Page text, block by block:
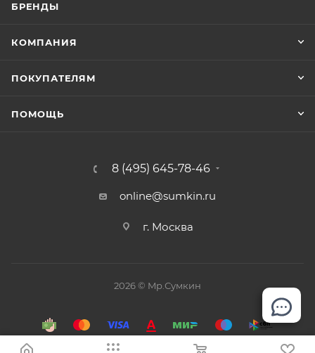
БРЕНДЫ
КОМПАНИЯ
ПОКУПАТЕЛЯМ
ПОМОЩЬ
8 (495) 645-78-46
online@sumkin.ru
г. Москва
2026 © Mр.Сумкин